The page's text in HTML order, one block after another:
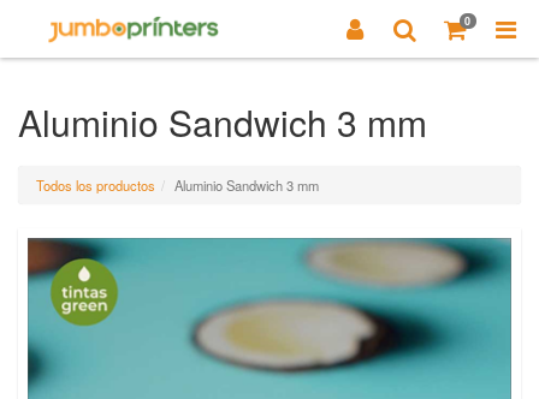
0
Aluminio Sandwich 3 mm
Todos los productos Aluminio Sandwich 3 mm